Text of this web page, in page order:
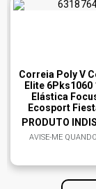
Correia Poly V
Elite 6Pks1060
Elástica
Ecosport
PRODUTO
AVISE-ME